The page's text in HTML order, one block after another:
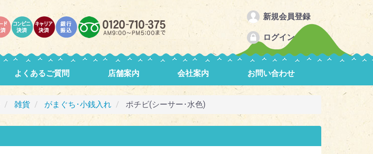
新規会員登録
ログイン
よくあるご質問 店舗案内 会社案内 お問い合わせ
雑貨 がまぐち･小銭入れ ポチビ(シーサー･水色)